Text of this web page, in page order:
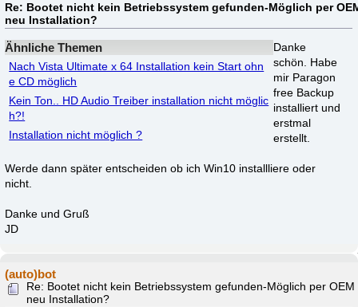
Re: Bootet nicht kein Betriebssystem gefunden-Möglich per
neu Installation?
Ähnliche Themen
Nach Vista Ultimate x 64 Installation kein Start ohn
e CD möglich
Kein Ton.. HD Audio Treiber installation nicht möglic
h?!
Installation nicht möglich ?
Danke
schön. Habe
mir Paragon
free Backup
installiert und
erstmal
erstellt.
Werde dann später entscheiden ob ich Win10 installliere oder
nicht.
Danke und Gruß
JD
(auto)bot
Re: Bootet nicht kein Betriebssystem gefunden-Möglich per OEM
neu Installation?